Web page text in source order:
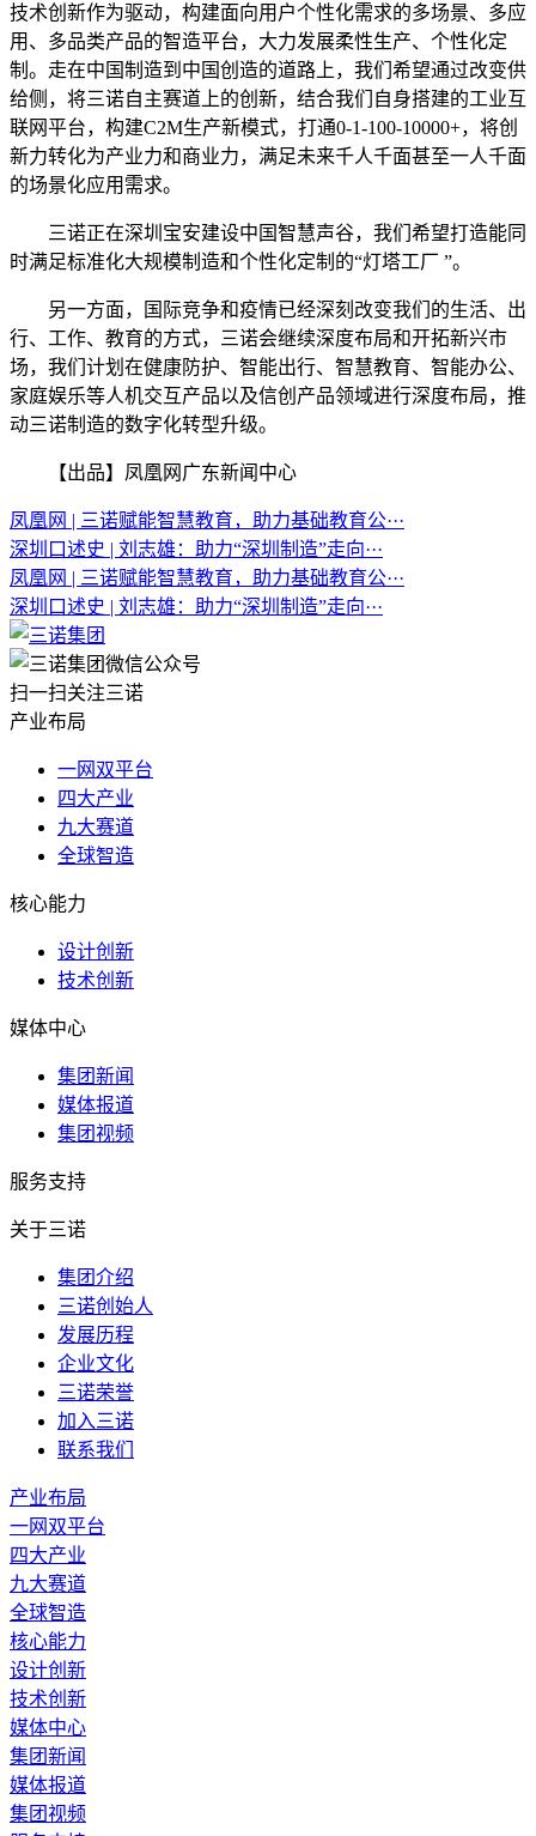
技术创新作为驱动，构建面向用户个性化需求的多场景、多应
用、多品类产品的智造平台，大力发展柔性生产、个性化定
制。走在中国制造到中国创造的道路上，我们希望通过改变供
给侧，将三诺自主赛道上的创新，结合我们自身搭建的工业互
联网平台，构建C2M生产新模式，打通0-1-100-10000+，将创
新力转化为产业力和商业力，满足未来千人千面甚至一人千面
的场景化应用需求。
三诺正在深圳宝安建设中国智慧声谷，我们希望打造能同
时满足标准化大规模制造和个性化定制的“灯塔工厂 ”。
另一方面，国际竞争和疫情已经深刻改变我们的生活、出
行、工作、教育的方式，三诺会继续深度布局和开拓新兴市
场，我们计划在健康防护、智能出行、智慧教育、智能办公、
家庭娱乐等人机交互产品以及信创产品领域进行深度布局，推
动三诺制造的数字化转型升级。
【出品】凤凰网广东新闻中心
凤凰网 | 三诺赋能智慧教育，助力基础教育公···
深圳口述史 | 刘志雄：助力“深圳制造”走向···
凤凰网 | 三诺赋能智慧教育，助力基础教育公···
深圳口述史 | 刘志雄：助力“深圳制造”走向···
扫一扫关注三诺
产业布局
一网双平台
四大产业
九大赛道
全球智造
核心能力
设计创新
技术创新
媒体中心
集团新闻
媒体报道
集团视频
服务支持
关于三诺
集团介绍
三诺创始人
发展历程
企业文化
三诺荣誉
加入三诺
联系我们
产业布局
一网双平台
四大产业
九大赛道
全球智造
核心能力
设计创新
技术创新
媒体中心
集团新闻
媒体报道
集团视频